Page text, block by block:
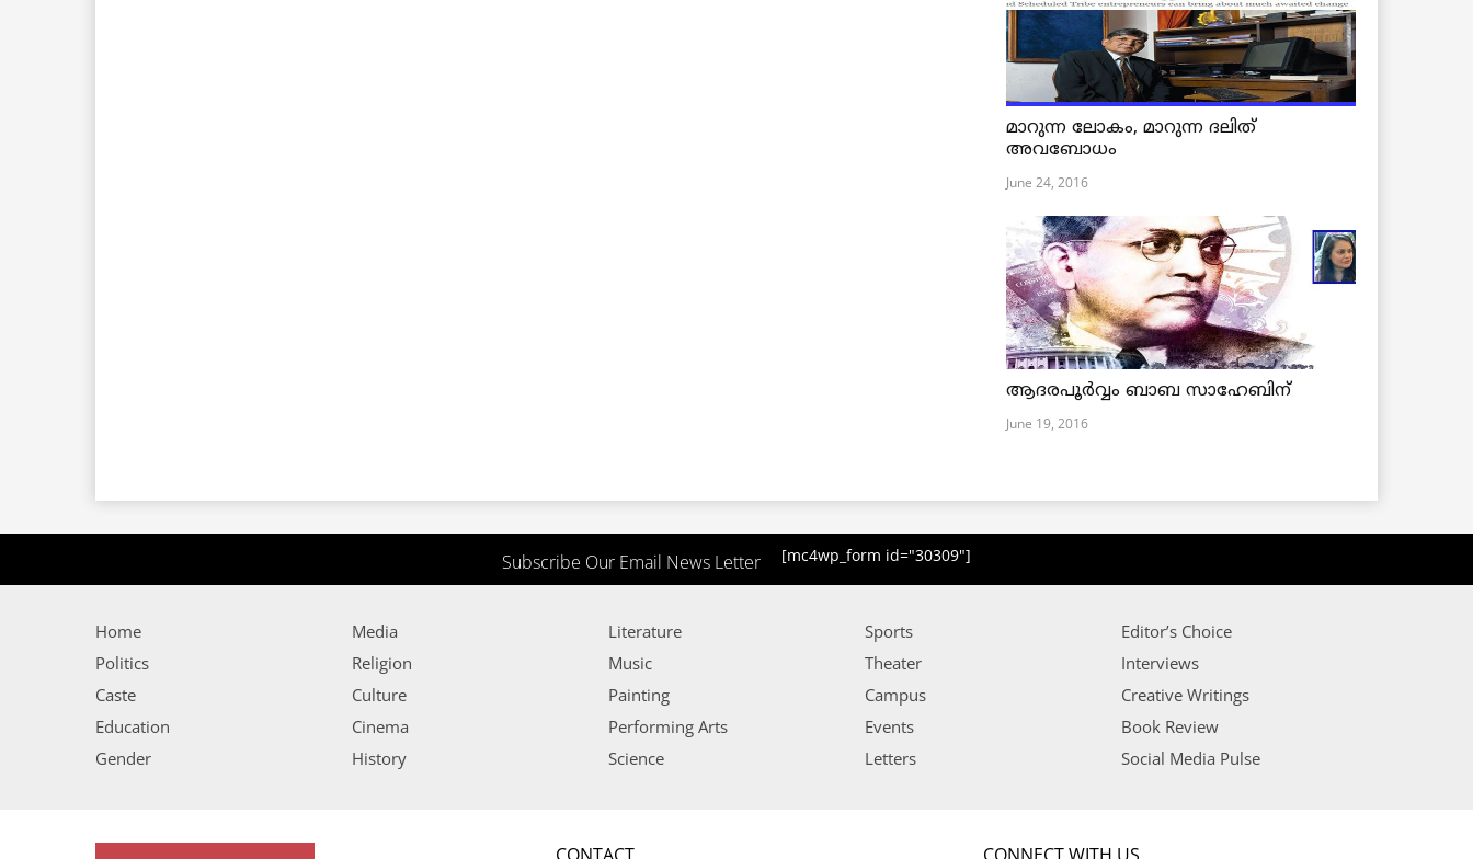
മാറുന്ന ലോകം, മാറുന്ന ദലിത്
അവബോധം
June 24, 2016
ആദരപൂര്‍വ്വം ബാബ സാഹേബിന്
June 19, 2016
Subscribe Our Email News Letter [mc4wp_form id="30309"]
Home
Politics
Caste
Education
Gender
Media
Religion
Culture
Cinema
History
Literature
Music
Painting
Performing Arts
Science
Sports
Theater
Campus
Events
Letters
Editor’s Choice
Interviews
Creative Writings
Book Review
Social Media Pulse